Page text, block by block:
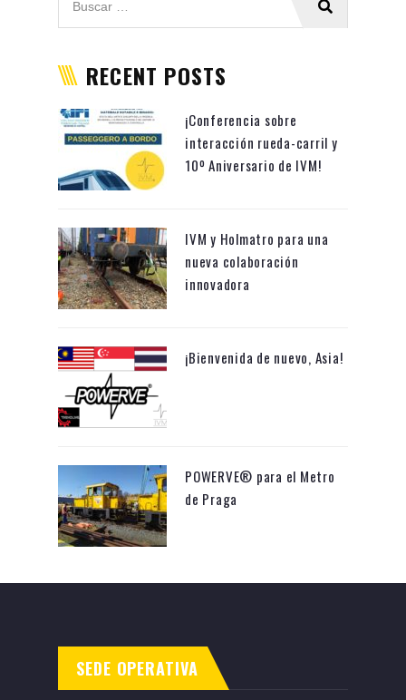
RECENT POSTS
¡Conferencia sobre
interacción rueda-carril y
10º Aniversario de IVM!
IVM y Holmatro para una
nueva colaboración
innovadora
¡Bienvenida de nuevo, Asia!
POWERVE® para el Metro
de Praga
SEDE OPERATIVA